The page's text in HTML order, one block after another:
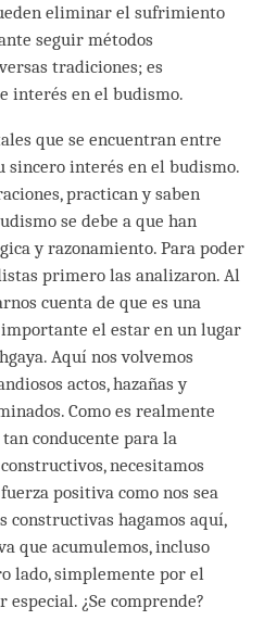
eliminar el sufrimiento
seguir métodos
tradiciones; es
interés en el budismo.
que se encuentran entre
sincero interés en el budismo.
practican y saben
se debe a que han
y razonamiento. Para poder
primero las analizaron. Al
cuenta de que es una
el estar en un lugar
Aquí nos volvemos
actos, hazañas y
Como es realmente
conducente para la
necesitamos
positiva como nos sea
constructivas hagamos aquí,
que acumulemos, incluso
lado, simplemente por el
¿Se comprende?